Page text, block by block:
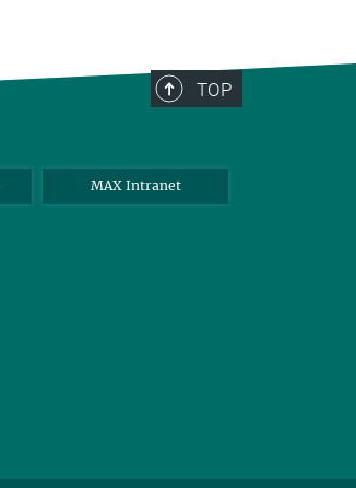
TOP
MAX Intranet